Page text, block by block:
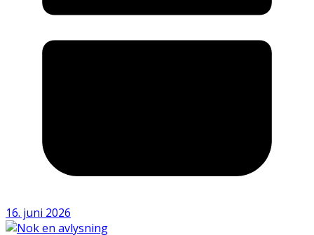
16. juni 2026